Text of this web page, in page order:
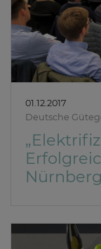
01.12.2017
Deutsche
Nürnberg